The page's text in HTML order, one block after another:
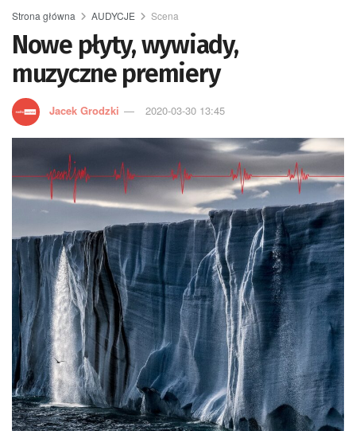
Strona główna AUDYCJE Scena
Nowe płyty, wywiady,
muzyczne premiery
Jacek Grodzki 2020-03-30 13:45